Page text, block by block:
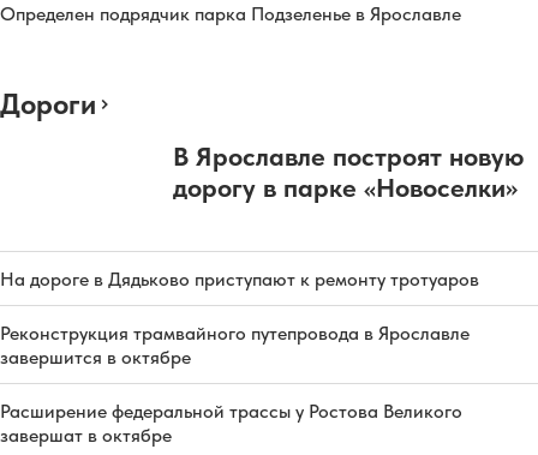
Определен подрядчик парка Подзеленье в Ярославле
Дороги
В Ярославле построят новую
дорогу в парке «Новоселки»
На дороге в Дядьково приступают к ремонту тротуаров
Реконструкция трамвайного путепровода в Ярославле
завершится в октябре
Расширение федеральной трассы у Ростова Великого
завершат в октябре